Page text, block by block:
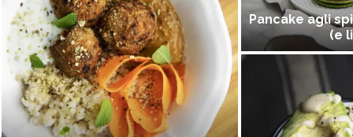
Pancake agli
(e